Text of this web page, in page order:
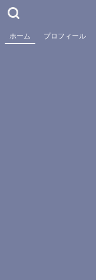
ホーム プロフィール